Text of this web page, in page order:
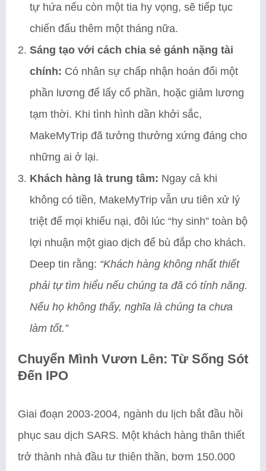
tự hứa nếu còn một tia hy vọng, sẽ tiếp tục
chiến đấu thêm một tháng nữa.
Sáng tạo với cách chia sẻ gánh nặng tài
chính: Có nhân sự chấp nhận hoán đổi một
phần lương để lấy cổ phần, hoặc giảm lương
tạm thời. Khi tình hình dần khởi sắc,
MakeMyTrip đã tưởng thưởng xứng đáng cho
những ai ở lại.
Khách hàng là trung tâm: Ngay cả khi
không có tiền, MakeMyTrip vẫn ưu tiên xử lý
triệt để mọi khiếu nại, đôi lúc “hy sinh” toàn bộ
lợi nhuận một giao dịch để bù đắp cho khách.
Deep tin rằng: “Khách hàng không nhất thiết
phải tự tìm hiểu nếu chúng ta đã có tính năng.
Nếu họ không thấy, nghĩa là chúng ta chưa
làm tốt.”
Chuyển Mình Vươn Lên: Từ Sống Sót
Đến IPO
Giai đoạn 2003-2004, ngành du lịch bắt đầu hồi
phục sau dịch SARS. Một khách hàng thân thiết
trở thành nhà đầu tư thiên thần, bơm 150.000